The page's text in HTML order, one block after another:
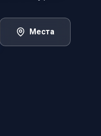
Места